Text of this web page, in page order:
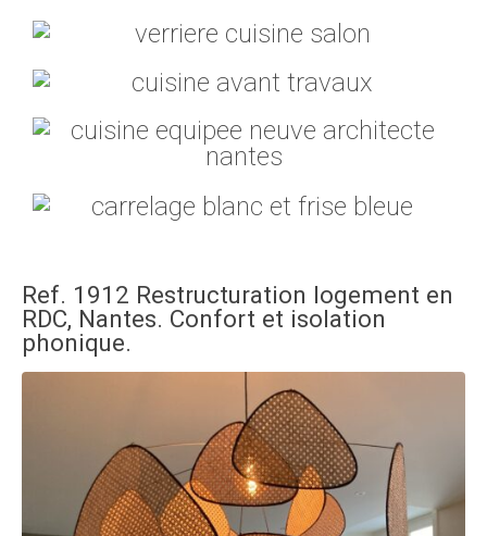
Ref. 1912 Restructuration logement en
RDC, Nantes. Confort et isolation
phonique.